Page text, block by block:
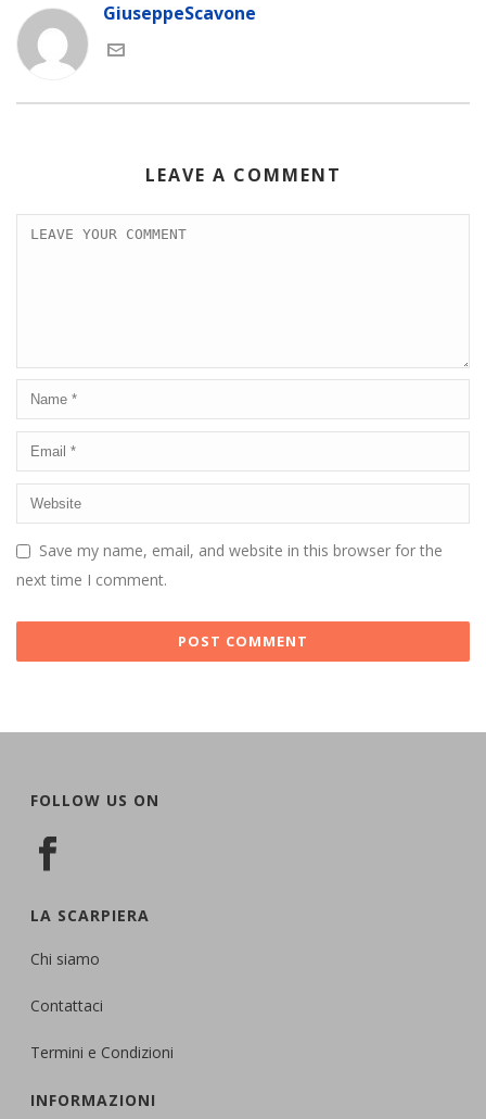
GiuseppeScavone
LEAVE A COMMENT
Save my name, email, and website in this browser for the
next time I comment.
FOLLOW US ON
LA SCARPIERA
Chi siamo
Contattaci
Termini e Condizioni
INFORMAZIONI